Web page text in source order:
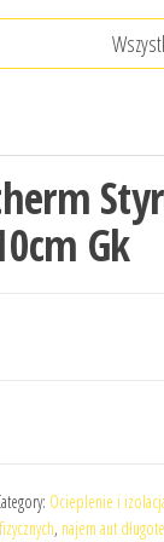
Gk
Ocieplenie i
, najem aut